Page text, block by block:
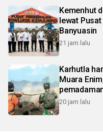
Kemenhut
lewat
Banyuasin
21 jam lalu
Karhutla
Muara
20 jam lalu